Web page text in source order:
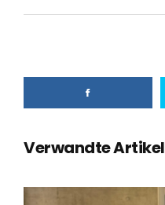
Verwandte Artikel